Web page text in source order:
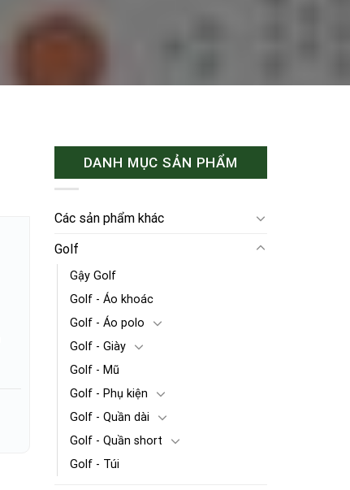
DANH MỤC SẢN PHẨM
Các sản phẩm khác
Golf
Gậy Golf
Golf - Áo khoác
Golf - Áo polo
Golf - Giày
Golf - Mũ
Golf - Phụ kiện
Golf - Quần dài
Golf - Quần short
Golf - Túi